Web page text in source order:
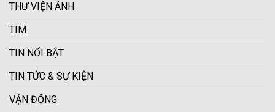
THƯ VIỆN ẢNH
TIM
TIN NỔI BẬT
TIN TỨC & SỰ KIỆN
VẬN ĐỘNG